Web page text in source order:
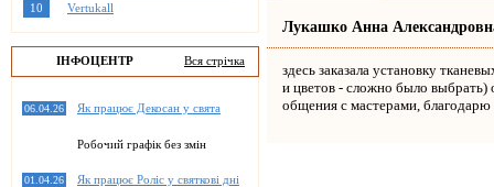
10
Vertukall
Вся стрічка
ІНФОЦЕНТР
06.04.26 Як працює Декосан у свята
Робочий графік без змін
01.04.26 Як працює Роліс у святкові дні
Лукашко Анна
здесь заказала установку
и цветов - сложно было выбрать)
общения с мастерами,